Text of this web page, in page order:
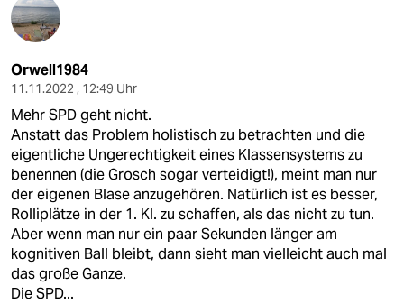
Orwell1984
11.11.2022 , 12:49 Uhr
Mehr SPD geht nicht.
Anstatt das Problem holistisch zu betrachten und die
eigentliche Ungerechtigkeit eines Klassensystems zu
benennen (die Grosch sogar verteidigt!), meint man nur
der eigenen Blase anzugehören. Natürlich ist es besser,
Rolliplätze in der 1. Kl. zu schaffen, als das nicht zu tun.
Aber wenn man nur ein paar Sekunden länger am
kognitiven Ball bleibt, dann sieht man vielleicht auch mal
das große Ganze.
Die SPD...